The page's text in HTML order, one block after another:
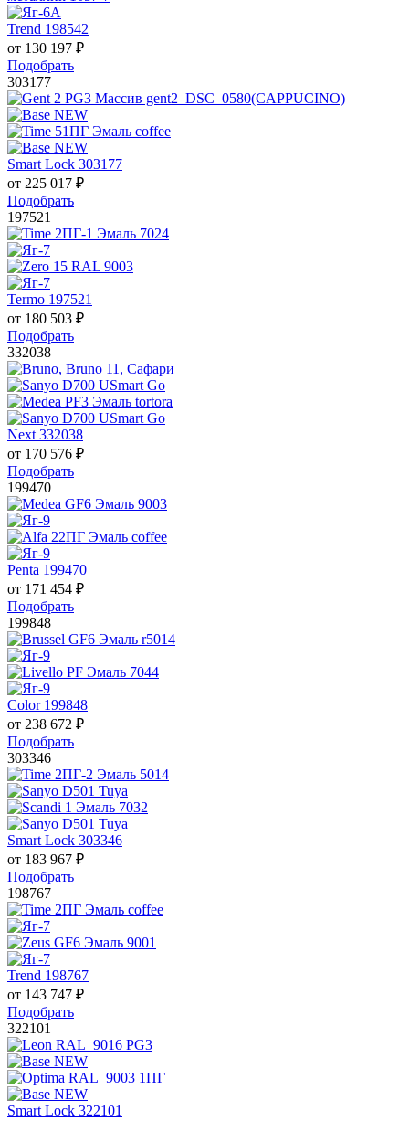
Trend 198542
от 130 197 ₽
Подобрать
303177
Smart Lock 303177
от 225 017 ₽
Подобрать
197521
Termo 197521
от 180 503 ₽
Подобрать
332038
Next 332038
от 170 576 ₽
Подобрать
199470
Penta 199470
от 171 454 ₽
Подобрать
199848
Color 199848
от 238 672 ₽
Подобрать
303346
Smart Lock 303346
от 183 967 ₽
Подобрать
198767
Trend 198767
от 143 747 ₽
Подобрать
322101
Smart Lock 322101